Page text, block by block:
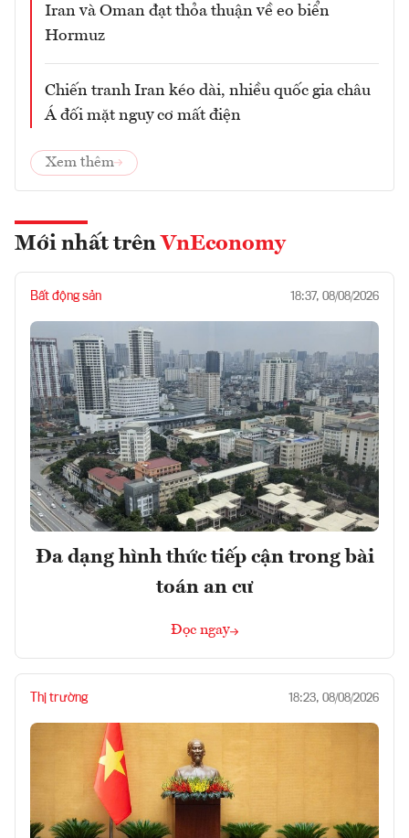
Iran và Oman đạt thỏa thuận về eo biển
Hormuz
Chiến tranh Iran kéo dài, nhiều quốc gia châu
Á đối mặt nguy cơ mất điện
Xem thêm
Mới nhất trên VnEconomy
Bất động sản 18:37, 08/08/2026
Đa dạng hình thức tiếp cận trong bài
toán an cư
Đọc ngay
Thị trường 18:23, 08/08/2026